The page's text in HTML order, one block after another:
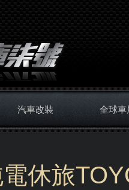
汽車改裝 全球車
休旅